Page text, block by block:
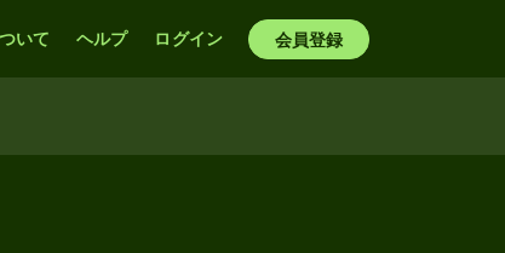
いて ヘルプ ログイン 会員登録